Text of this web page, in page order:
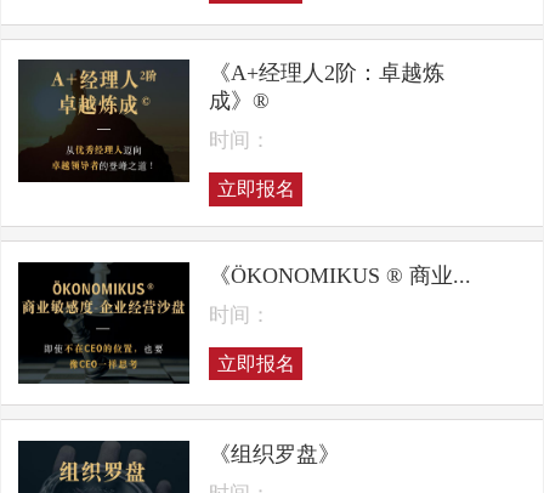
《A+经理人2阶：卓越炼
成》®
时间：
立即报名
《ÖKONOMIKUS ® 商业...
时间：
立即报名
《组织罗盘》